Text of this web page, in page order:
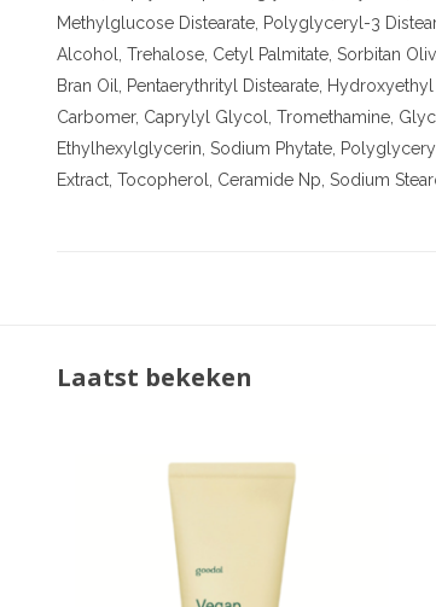
Methylglucose Distearate, Polyglyceryl-3
Alcohol, Trehalose, Cetyl Palmitate, Sorbitan
Bran Oil, Pentaerythrityl Distearate,
Carbomer, Caprylyl Glycol, Tromethamine,
Ethylhexylglycerin, Sodium Phytate,
Extract, Tocopherol, Ceramide Np, Sodium
Laatst bekeken